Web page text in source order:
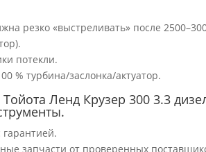
резко «выстреливать» после
потекли.
% турбина/заслонка/актуатор.
Ленд Крузер 300 3.3
запчасти от проверенных